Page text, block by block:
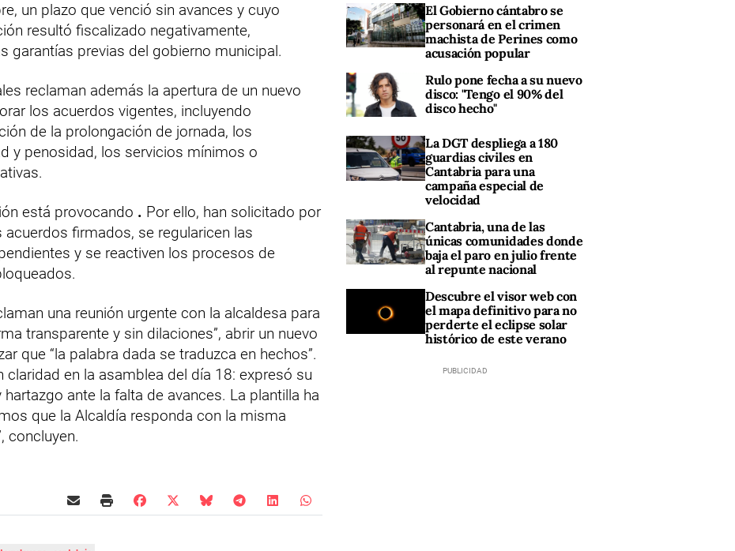
un plazo que venció sin avances y cuyo
resultó fiscalizado negativamente,
previas del gobierno municipal.
reclaman además la apertura de un nuevo
los acuerdos vigentes, incluyendo
de la prolongación de jornada, los
y penosidad, los servicios mínimos o
está provocando . Por ello, han solicitado por
firmados, se regularicen las
y se reactiven los procesos de
una reunión urgente con la alcaldesa para
transparente y sin dilaciones”, abrir un nuevo
que “la palabra dada se traduzca en hechos”.
claridad en la asamblea del día 18: expresó su
ante la falta de avances. La plantilla ha
que la Alcaldía responda con la misma
concluyen.
El Gobierno cántabro se
personará en el crimen
machista de Perines como
acusación popular
Rulo pone fecha a su nuevo
disco: "Tengo el 90% del
disco hecho"
La DGT despliega a 180
guardias civiles en
Cantabria para una
campaña especial de
velocidad
Cantabria, una de las
únicas comunidades donde
baja el paro en julio frente
al repunte nacional
Descubre el visor web con
el mapa definitivo para no
perderte el eclipse solar
histórico de este verano